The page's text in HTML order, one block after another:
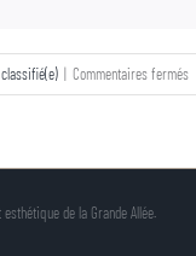
classifié(e) | Commentaires ferméssur
de la Grande Allée.